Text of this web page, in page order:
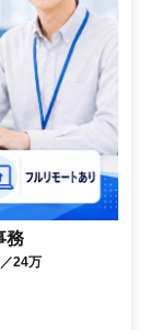
務
24万